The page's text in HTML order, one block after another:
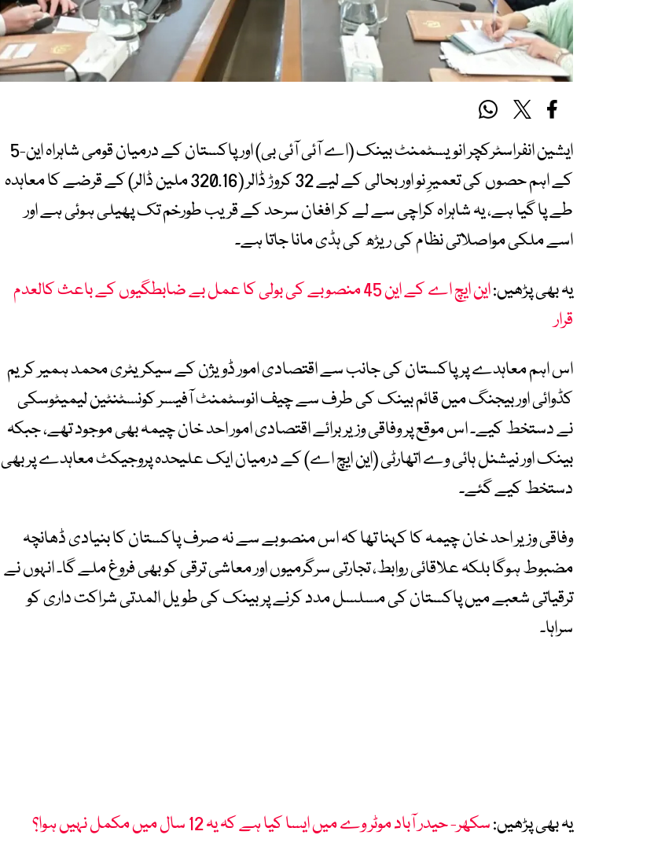
ایشین انفراسٹرکچر انویسٹمنٹ بینک (اے آئی آئی بی) اور پاکستان کے درمیان قومی شاہراہ این-5
کے اہم حصوں کی تعمیرِ نو اور بحالی کے لیے 32 کروڑ ڈالر (320.16 ملین ڈالر) کے قرضے کا معاہدہ
طے پا گیا ہے، یہ شاہراہ کراچی سے لے کر افغان سرحد کے قریب طورخم تک پھیلی ہوئی ہے اور
اسے ملکی مواصلاتی نظام کی ریڑھ کی ہڈی مانا جاتا ہے۔
یہ بھی پڑھیں:
این ایچ اے کے این 45 منصوبے کی بولی کا عمل بے ضابطگیوں کے باعث کالعدم
قرار
اس اہم معاہدے پر پاکستان کی جانب سے اقتصادی امور ڈویژن کے سیکریٹری محمد ہمیر کریم
کڈوائی اور بیجنگ میں قائم بینک کی طرف سے چیف انوسٹمنٹ آفیسر کونسٹنٹین لیمیٹوسکی
نے دستخط کیے۔ اس موقع پر وفاقی وزیر برائے اقتصادی امور احد خان چیمہ بھی موجود تھے، جبکہ
بینک اور نیشنل ہائی وے اتھارٹی (این ایچ اے) کے درمیان ایک علیحدہ پروجیکٹ معاہدے پر بھی
دستخط کیے گئے۔
وفاقی وزیر احد خان چیمہ کا کہنا تھا کہ اس منصوبے سے نہ صرف پاکستان کا بنیادی ڈھانچہ
مضبوط ہوگا بلکہ علاقائی روابط، تجارتی سرگرمیوں اور معاشی ترقی کو بھی فروغ ملے گا۔ انہوں نے
ترقیاتی شعبے میں پاکستان کی مسلسل مدد کرنے پر بینک کی طویل المدتی شراکت داری کو
سراہا۔
یہ بھی پڑھیں:سکھر- حیدر آباد موٹر وے میں ایسا کیا ہے کہ یہ 12 سال میں مکمل نہیں ہوا؟